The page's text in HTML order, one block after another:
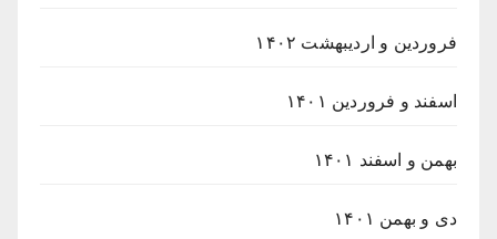
فروردین و اردیبهشت ۱۴۰۲
اسفند و فروردین ۱۴۰۱
بهمن و اسفند ۱۴۰۱
دی و بهمن ۱۴۰۱